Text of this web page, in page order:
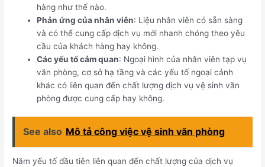
hàng như thế nào.
Phản ứng của nhân viên: Liệu nhân viên có sẵn sàng
và có thể cung cấp dịch vụ mới nhanh chóng theo yêu
cầu của khách hàng hay không.
Các yếu tố cảm quan: Ngoại hình của nhân viên tạp vụ
văn phòng, cơ sở hạ tầng và các yếu tố ngoại cảnh
khác có liên quan đến chất lượng dịch vụ vệ sinh văn
phòng được cung cấp hay không.
See also Mô tả công việc vệ sinh văn phòng
Năm yếu tố đầu tiên liên quan đến chất lượng của dịch vụ